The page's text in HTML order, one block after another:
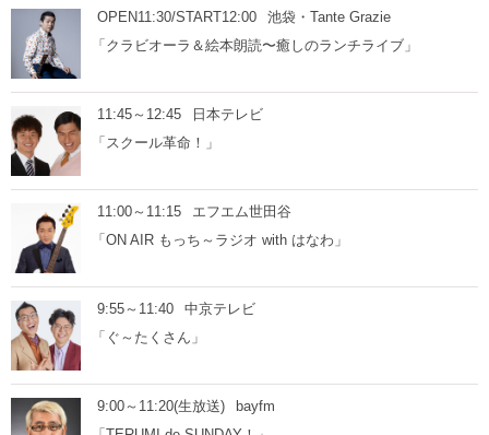
OPEN11:30/START12:00
池袋・Tante Grazie
「クラビオーラ＆絵本朗読〜癒しのランチライブ」
11:45～12:45
日本テレビ
「スクール革命！」
11:00～11:15
エフエム世田谷
「ON AIR もっち～ラジオ with はなわ」
9:55～11:40
中京テレビ
「ぐ～たくさん」
9:00～11:20(生放送)
bayfm